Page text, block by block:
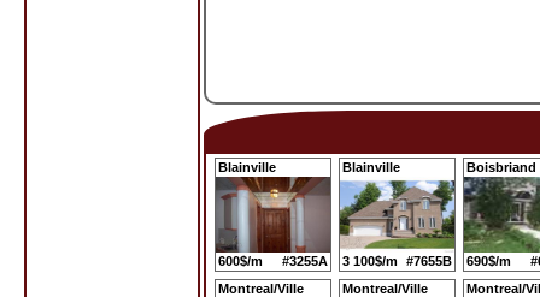
Blainville
600$/m #3255A
Blainville
3 100$/m #7655B
Boisbriand
690$/m
Montreal/Ville
Montreal/Ville Montreal/